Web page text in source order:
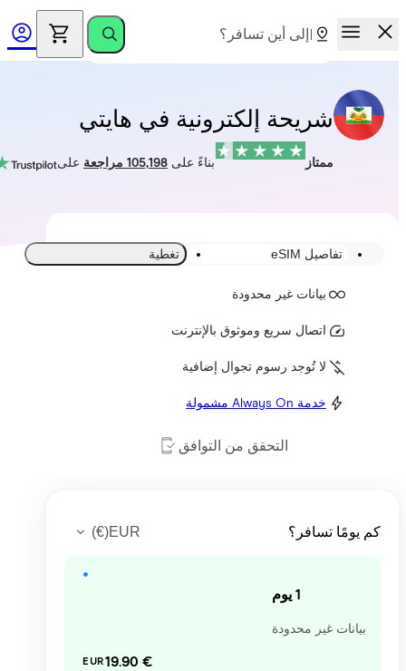
شريحة إلكترونية في هايتي
بناءً على105,198 مراجعة على
تفاصيل eSIM تغطية
بيانات غير محدودة
اتصال سريع وموثوق بالإنترنت
لا تُوجد رسوم تجوال إضافية
خدمة Always On مشمولة
التحقق من التوافق
يومًا تسافر؟ €
)
بيانات غير محدودة
EUR